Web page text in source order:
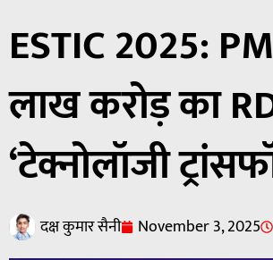
ESTIC 2025:
लाख करोड़ का
‘टेक्नोलॉजी
दक्ष कुमार सैनी November 3, 2025